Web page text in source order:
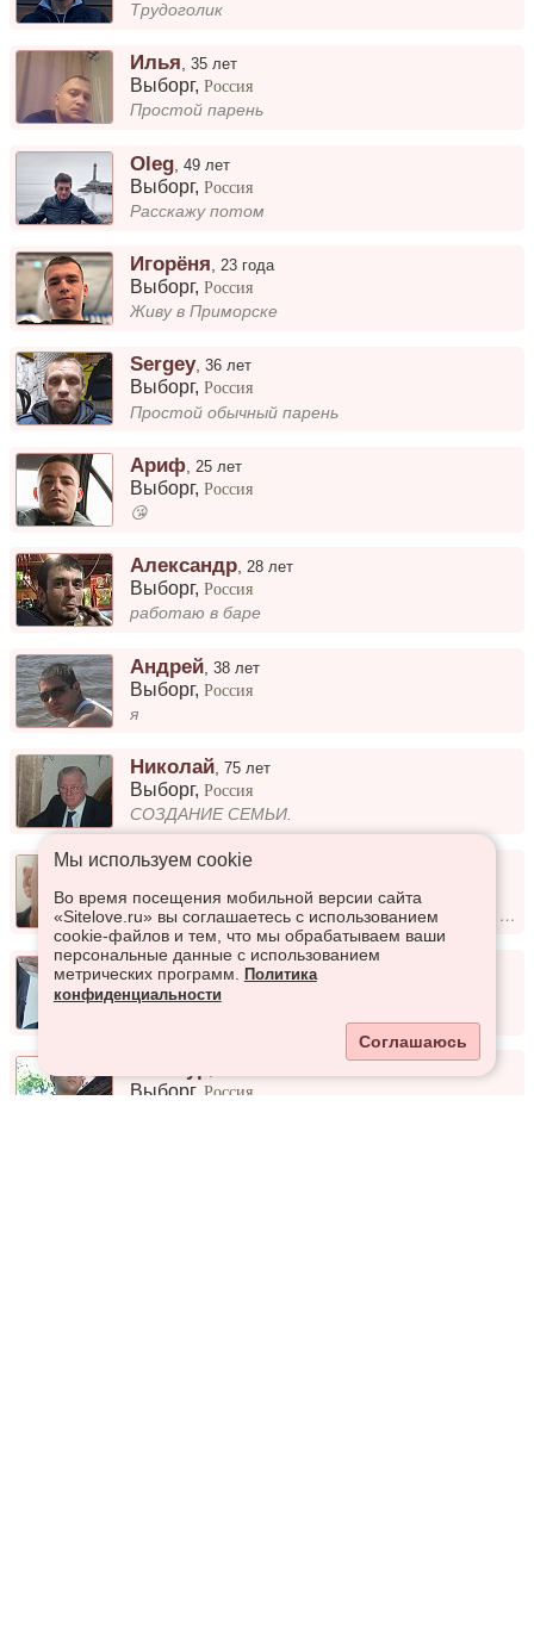
Трудоголик
Илья,35 лет
Выборг,Россия
Простой парень
Oleg ,49 лет
Выборг,Россия
Расскажу потом
Игорёня 23 года
Выборг,Россия
Живу в Приморске
Sergey,36 лет
Выборг,Россия
Простой обычный парень
Ариф 25 лет
Выборг,Россия
😘
Александр,28 лет
Выборг,Россия
работаю в баре
Андрей ,38 лет
Выборг,Россия
я
Николай ,75 лет
Выборг,Россия
СОЗДАНИЕ СЕМЬИ.
Юрий,49 лет
Выборг,Россия
Добрый, адекватный, открытый в общении, с чувством юмора, верный. Не терплю- ложь. Не прощаю - измену и предательство....
Павел,43 года
Выборг,Россия
Выборг,Россия
Мы используем сookie
Во время посещения мобильной версии сайта
«Sitelove.ru» вы соглашаетесь с использованием
cookie-файлов и тем, что мы обрабатываем ваши
персональные данные с использованием
метрических программ.
Политика
конфиденциальности
Соглашаюсь